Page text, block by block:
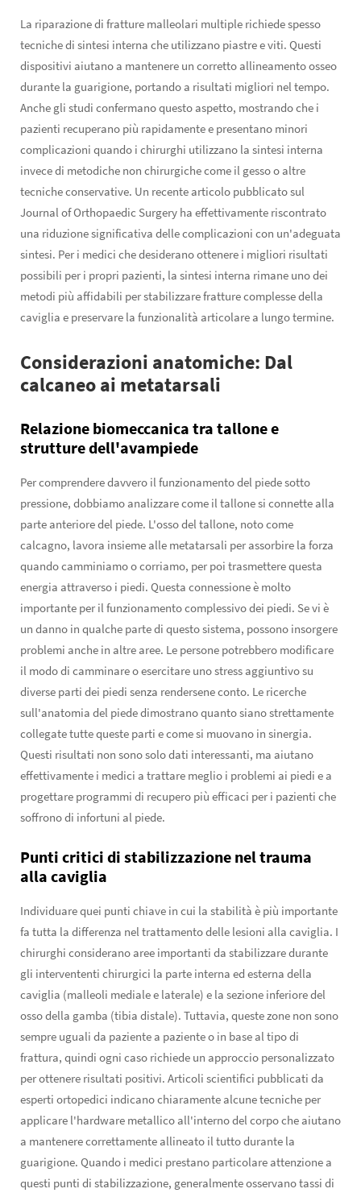
La riparazione di fratture malleolari multiple richiede spesso
tecniche di sintesi interna che utilizzano piastre e viti. Questi
dispositivi aiutano a mantenere un corretto allineamento osseo
durante la guarigione, portando a risultati migliori nel tempo.
Anche gli studi confermano questo aspetto, mostrando che i
pazienti recuperano più rapidamente e presentano minori
complicazioni quando i chirurghi utilizzano la sintesi interna
invece di metodiche non chirurgiche come il gesso o altre
tecniche conservative. Un recente articolo pubblicato sul
Journal of Orthopaedic Surgery ha effettivamente riscontrato
una riduzione significativa delle complicazioni con un'adeguata
sintesi. Per i medici che desiderano ottenere i migliori risultati
possibili per i propri pazienti, la sintesi interna rimane uno dei
metodi più affidabili per stabilizzare fratture complesse della
caviglia e preservare la funzionalità articolare a lungo termine.
Considerazioni anatomiche: Dal
calcaneo ai metatarsali
Relazione biomeccanica tra tallone e
strutture dell'avampiede
Per comprendere davvero il funzionamento del piede sotto
pressione, dobbiamo analizzare come il tallone si connette alla
parte anteriore del piede. L'osso del tallone, noto come
calcagno, lavora insieme alle metatarsali per assorbire la forza
quando camminiamo o corriamo, per poi trasmettere questa
energia attraverso i piedi. Questa connessione è molto
importante per il funzionamento complessivo dei piedi. Se vi è
un danno in qualche parte di questo sistema, possono insorgere
problemi anche in altre aree. Le persone potrebbero modificare
il modo di camminare o esercitare uno stress aggiuntivo su
diverse parti dei piedi senza rendersene conto. Le ricerche
sull'anatomia del piede dimostrano quanto siano strettamente
collegate tutte queste parti e come si muovano in sinergia.
Questi risultati non sono solo dati interessanti, ma aiutano
effettivamente i medici a trattare meglio i problemi ai piedi e a
progettare programmi di recupero più efficaci per i pazienti che
soffrono di infortuni al piede.
Punti critici di stabilizzazione nel trauma
alla caviglia
Individuare quei punti chiave in cui la stabilità è più importante
fa tutta la differenza nel trattamento delle lesioni alla caviglia. I
chirurghi considerano aree importanti da stabilizzare durante
gli intervententi chirurgici la parte interna ed esterna della
caviglia (malleoli mediale e laterale) e la sezione inferiore del
osso della gamba (tibia distale). Tuttavia, queste zone non sono
sempre uguali da paziente a paziente o in base al tipo di
frattura, quindi ogni caso richiede un approccio personalizzato
per ottenere risultati positivi. Articoli scientifici pubblicati da
esperti ortopedici indicano chiaramente alcune tecniche per
applicare l'hardware metallico all'interno del corpo che aiutano
a mantenere correttamente allineato il tutto durante la
guarigione. Quando i medici prestano particolare attenzione a
questi punti di stabilizzazione, generalmente osservano tassi di